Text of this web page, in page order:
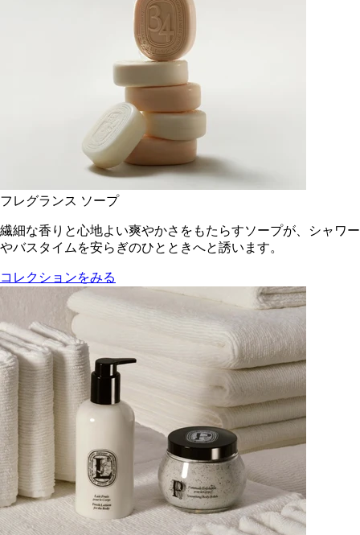
フレグランス ソープ
繊細な香りと心地よい爽やかさをもたらすソープが、シャワー
やバスタイムを安らぎのひとときへと誘います。
コレクションをみる